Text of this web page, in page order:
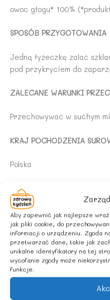
Aby zapewnić jak najlepsze
jak pliki cookie, do
informacji o urządzeniu. Zgoda
przetwarzać dane, takie jak
unikalne identyfikatory na tej
wycofanie zgody może
funkcje.
owoc głogu* 100%
SPOSÓB PRZYGOTOWANIA
Jedną łyżeczkę zalać
pod przykryciem do
ZALECANE WARUNKI
Przechowywać w suchym
KRAJ POCHODZENIA
Polska
Podobne produkty